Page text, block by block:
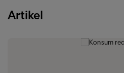
Artikel